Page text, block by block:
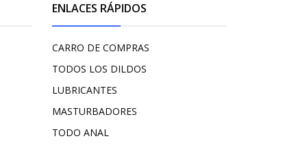
ENLACES RÁPIDOS
CARRO DE COMPRAS
TODOS LOS DILDOS
LUBRICANTES
MASTURBADORES
TODO ANAL